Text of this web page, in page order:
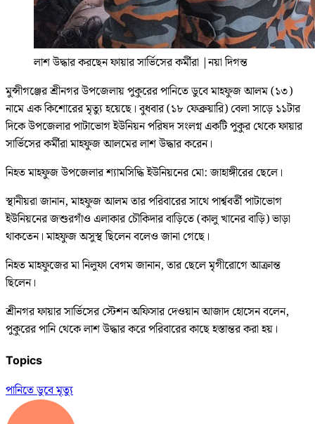
লাশ ‍উদ্ধার করছেন ফায়ার সার্ভিসের কর্মীরা |নয়া দিগন্ত
মুন্সীগঞ্জের শ্রীনগর উপজেলায় পুকুরের পানিতে ডুবে মাহফুজ আলম (১৩)
নামে এক কিশোরের মৃত্যু হয়েছে। বুধবার (১৮ ফেব্রুয়ারি) বেলা সাড়ে ১১টার
দিকে উপজেলার পাটাভোগ ইউনিয়ন পরিষদ সংলগ্ন একটি পুকুর থেকে ফায়ার
সার্ভিসের কর্মীরা মাহফুজ আলমের লাশ উদ্ধার করেন।
নিহত মাহফুজ উপজেলার শ্যামসিদ্ধি ইউনিয়নের মো: জাহাঙ্গীরের ছেলে।
স্থানীয়রা জানান, মাহফুজ আলম তার পরিবারের সাথে পার্শ্ববর্তী পাটাভোগ
ইউনিয়নের জশুরগাঁও এলাকার চৌকিদার বাড়িতে (কালু খানের বাড়ি) ভাড়া
থাকতেন। মাহফুজ অসুস্থ ছিলেন বলেও জানা গেছে।
নিহত মাহফুজের মা নিলুফা বেগম জানান, তার ছেলে মৃগীরোগে আক্রান্ত
ছিলেন।
শ্রীনগর ফায়ার সার্ভিসের স্টেশন অফিসার দেওয়ান আজাদ হোসেন বলেন,
পুকুরের পানি থেকে লাশ উদ্ধার করে পরিবারের কাছে হস্তান্তর করা হয়।
Topics
পানিতে ডুবে মৃত্যু